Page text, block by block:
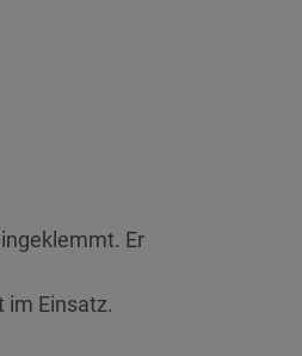
Er
im Einsatz.